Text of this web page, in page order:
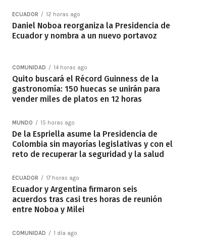
ECUADOR 12 horas ago
Daniel Noboa reorganiza la Presidencia de
Ecuador y nombra a un nuevo portavoz
COMUNIDAD 14 horas ago
Quito buscará el Récord Guinness de la
gastronomía: 150 huecas se unirán para
vender miles de platos en 12 horas
MUNDO 15 horas ago
De la Espriella asume la Presidencia de
Colombia sin mayorías legislativas y con el
reto de recuperar la seguridad y la salud
ECUADOR 17 horas ago
Ecuador y Argentina firmaron seis
acuerdos tras casi tres horas de reunión
entre Noboa y Milei
COMUNIDAD 1 día ago